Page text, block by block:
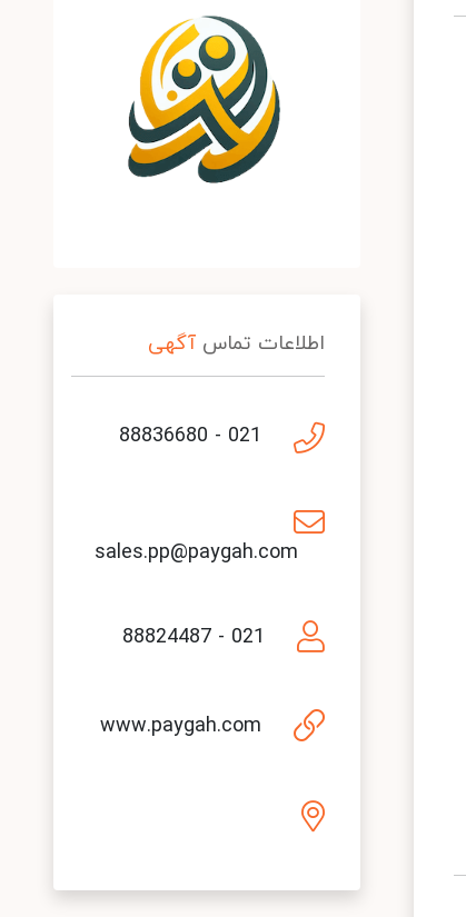
اطلاعات تماس آگهی
021 - 88836680
sales.pp@paygah.com
021 - 88824487
www.paygah.com